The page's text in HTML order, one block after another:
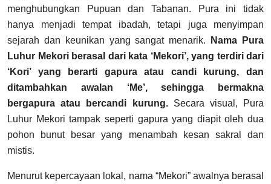
menghubungkan Pupuan dan Tabanan. Pura ini tidak
hanya menjadi tempat ibadah, tetapi juga menyimpan
sejarah dan keunikan yang sangat menarik.
Nama Pura
Luhur Mekori berasal dari kata ‘Mekori’, yang terdiri dari
‘Kori’ yang berarti gapura atau candi kurung, dan
ditambahkan awalan ‘Me’, sehingga bermakna
bergapura atau bercandi kurung. Secara visual, Pura
Luhur Mekori tampak seperti gapura yang diapit oleh dua
pohon bunut besar yang menambah kesan sakral dan
mistis.
Menurut kepercayaan lokal, nama “Mekori” awalnya berasal